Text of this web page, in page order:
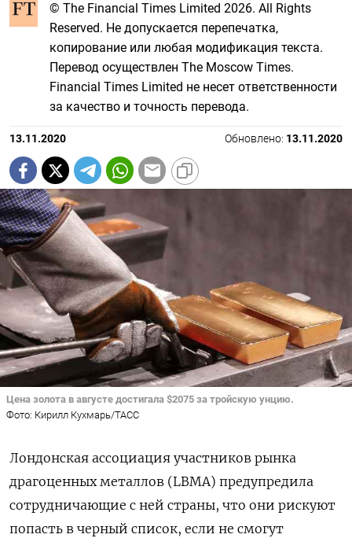
© The Financial Times Limited 2026. All Rights
Reserved. Не допускается перепечатка,
копирование или любая модификация текста.
Перевод осуществлен The Moscow Times.
Financial Times Limited не несет ответственности
за качество и точность перевода.
13.11.2020 Обновлено: 13.11.2020
Цена золота в августе достигала $2075 за тройскую унцию.
Фото: Кирилл Кухмарь/ТАСС
Лондонская ассоциация участников рынка
драгоценных металлов (LBMA) предупредила
сотрудничающие с ней страны, что они рискуют
попасть в черный список, если не смогут